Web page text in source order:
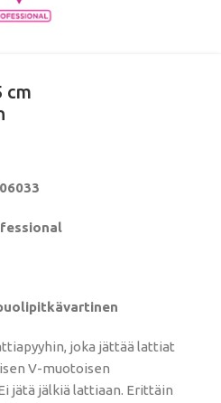
cm
joka jättää lattiat
V-muotoisen
jätä jälkiä lattiaan. Erittäin